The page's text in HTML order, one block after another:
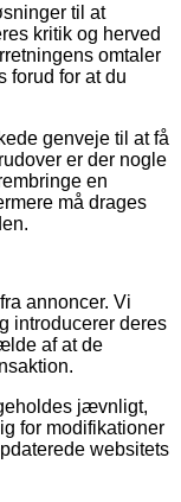
til at
kritik og herved
omtaler
forud for at du
genveje til at få
er der nogle
en
må drages
annoncer. Vi
introducerer deres
af at de
jævnligt,
for modifikationer
websitets